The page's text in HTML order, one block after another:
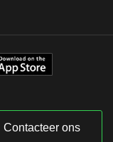
Contacteer ons